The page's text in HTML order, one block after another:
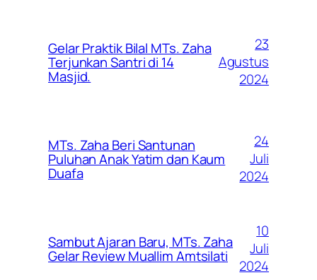
Gelar Praktik Bilal MTs. Zaha
Terjunkan Santri di 14
Masjid.
23
Agustus
2024
MTs. Zaha Beri Santunan
Puluhan Anak Yatim dan Kaum
Duafa
24
Juli
2024
Sambut Ajaran Baru, MTs. Zaha
Gelar Review Muallim Amtsilati
10
Juli
2024